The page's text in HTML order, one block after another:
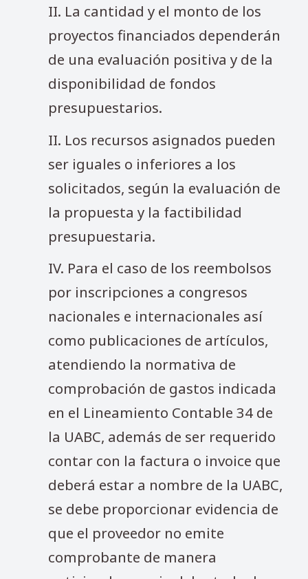
II. La cantidad y el monto de los
proyectos financiados dependerán
de una evaluación positiva y de la
disponibilidad de fondos
presupuestarios.
II. Los recursos asignados pueden
ser iguales o inferiores a los
solicitados, según la evaluación de
la propuesta y la factibilidad
presupuestaria.
IV. Para el caso de los reembolsos
por inscripciones a congresos
nacionales e internacionales así
como publicaciones de artículos,
atendiendo la normativa de
comprobación de gastos indicada
en el Lineamiento Contable 34 de
la UABC, además de ser requerido
contar con la factura o invoice que
deberá estar a nombre de la UABC,
se debe proporcionar evidencia de
que el proveedor no emite
comprobante de manera